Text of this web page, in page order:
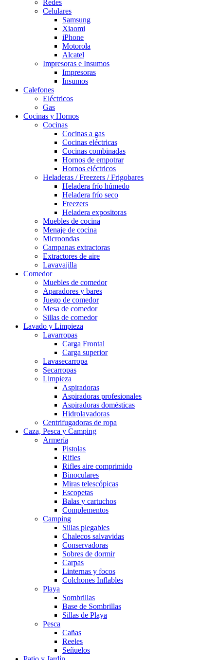
Redes
Celulares
Samsung
Xiaomi
iPhone
Motorola
Alcatel
Impresoras e Insumos
Impresoras
Insumos
Calefones
Eléctricos
Gas
Cocinas y Hornos
Cocinas
Cocinas a gas
Cocinas eléctricas
Cocinas combinadas
Hornos de empotrar
Hornos eléctricos
Heladeras / Freezers / Frigobares
Heladera frío húmedo
Heladera frío seco
Freezers
Heladera expositoras
Muebles de cocina
Menaje de cocina
Microondas
Campanas extractoras
Extractores de aire
Lavavajilla
Comedor
Muebles de comedor
Aparadores y bares
Juego de comedor
Mesa de comedor
Sillas de comedor
Lavado y Limpieza
Lavarropas
Carga Frontal
Carga superior
Lavasecarropa
Secarropas
Limpieza
Aspiradoras
Aspiradoras profesionales
Aspiradoras domésticas
Hidrolavadoras
Centrifugadoras de ropa
Caza, Pesca y Camping
Armería
Pistolas
Rifles
Rifles aire comprimido
Binoculares
Miras telescópicas
Escopetas
Balas y cartuchos
Complementos
Camping
Sillas plegables
Chalecos salvavidas
Conservadoras
Sobres de dormir
Carpas
Linternas y focos
Colchones Inflables
Playa
Sombrillas
Base de Sombrillas
Sillas de Playa
Pesca
Cañas
Reeles
Señuelos